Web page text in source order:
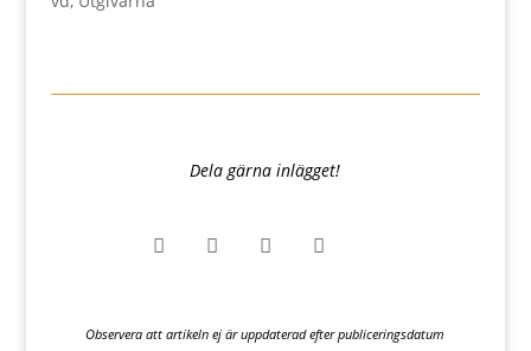
Dela gärna inlägget!
   
Observera att artikeln ej är uppdaterad efter publiceringsdatum